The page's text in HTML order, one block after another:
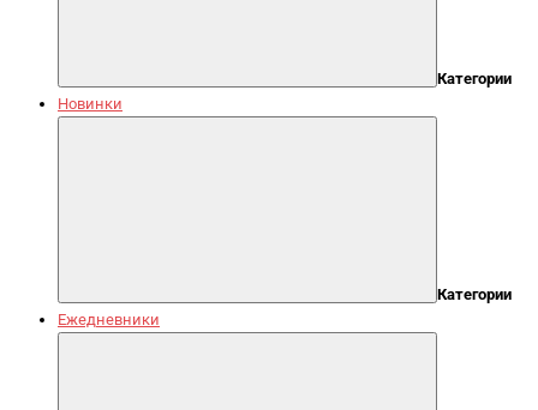
Категории
Новинки
Категории
Ежедневники